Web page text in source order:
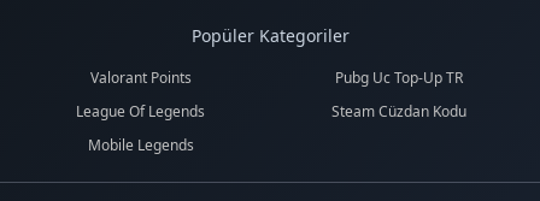
Popüler Kategoriler
Valorant Points
Pubg Uc Top-Up TR
League Of Legends
Steam Cüzdan Kodu
Mobile Legends